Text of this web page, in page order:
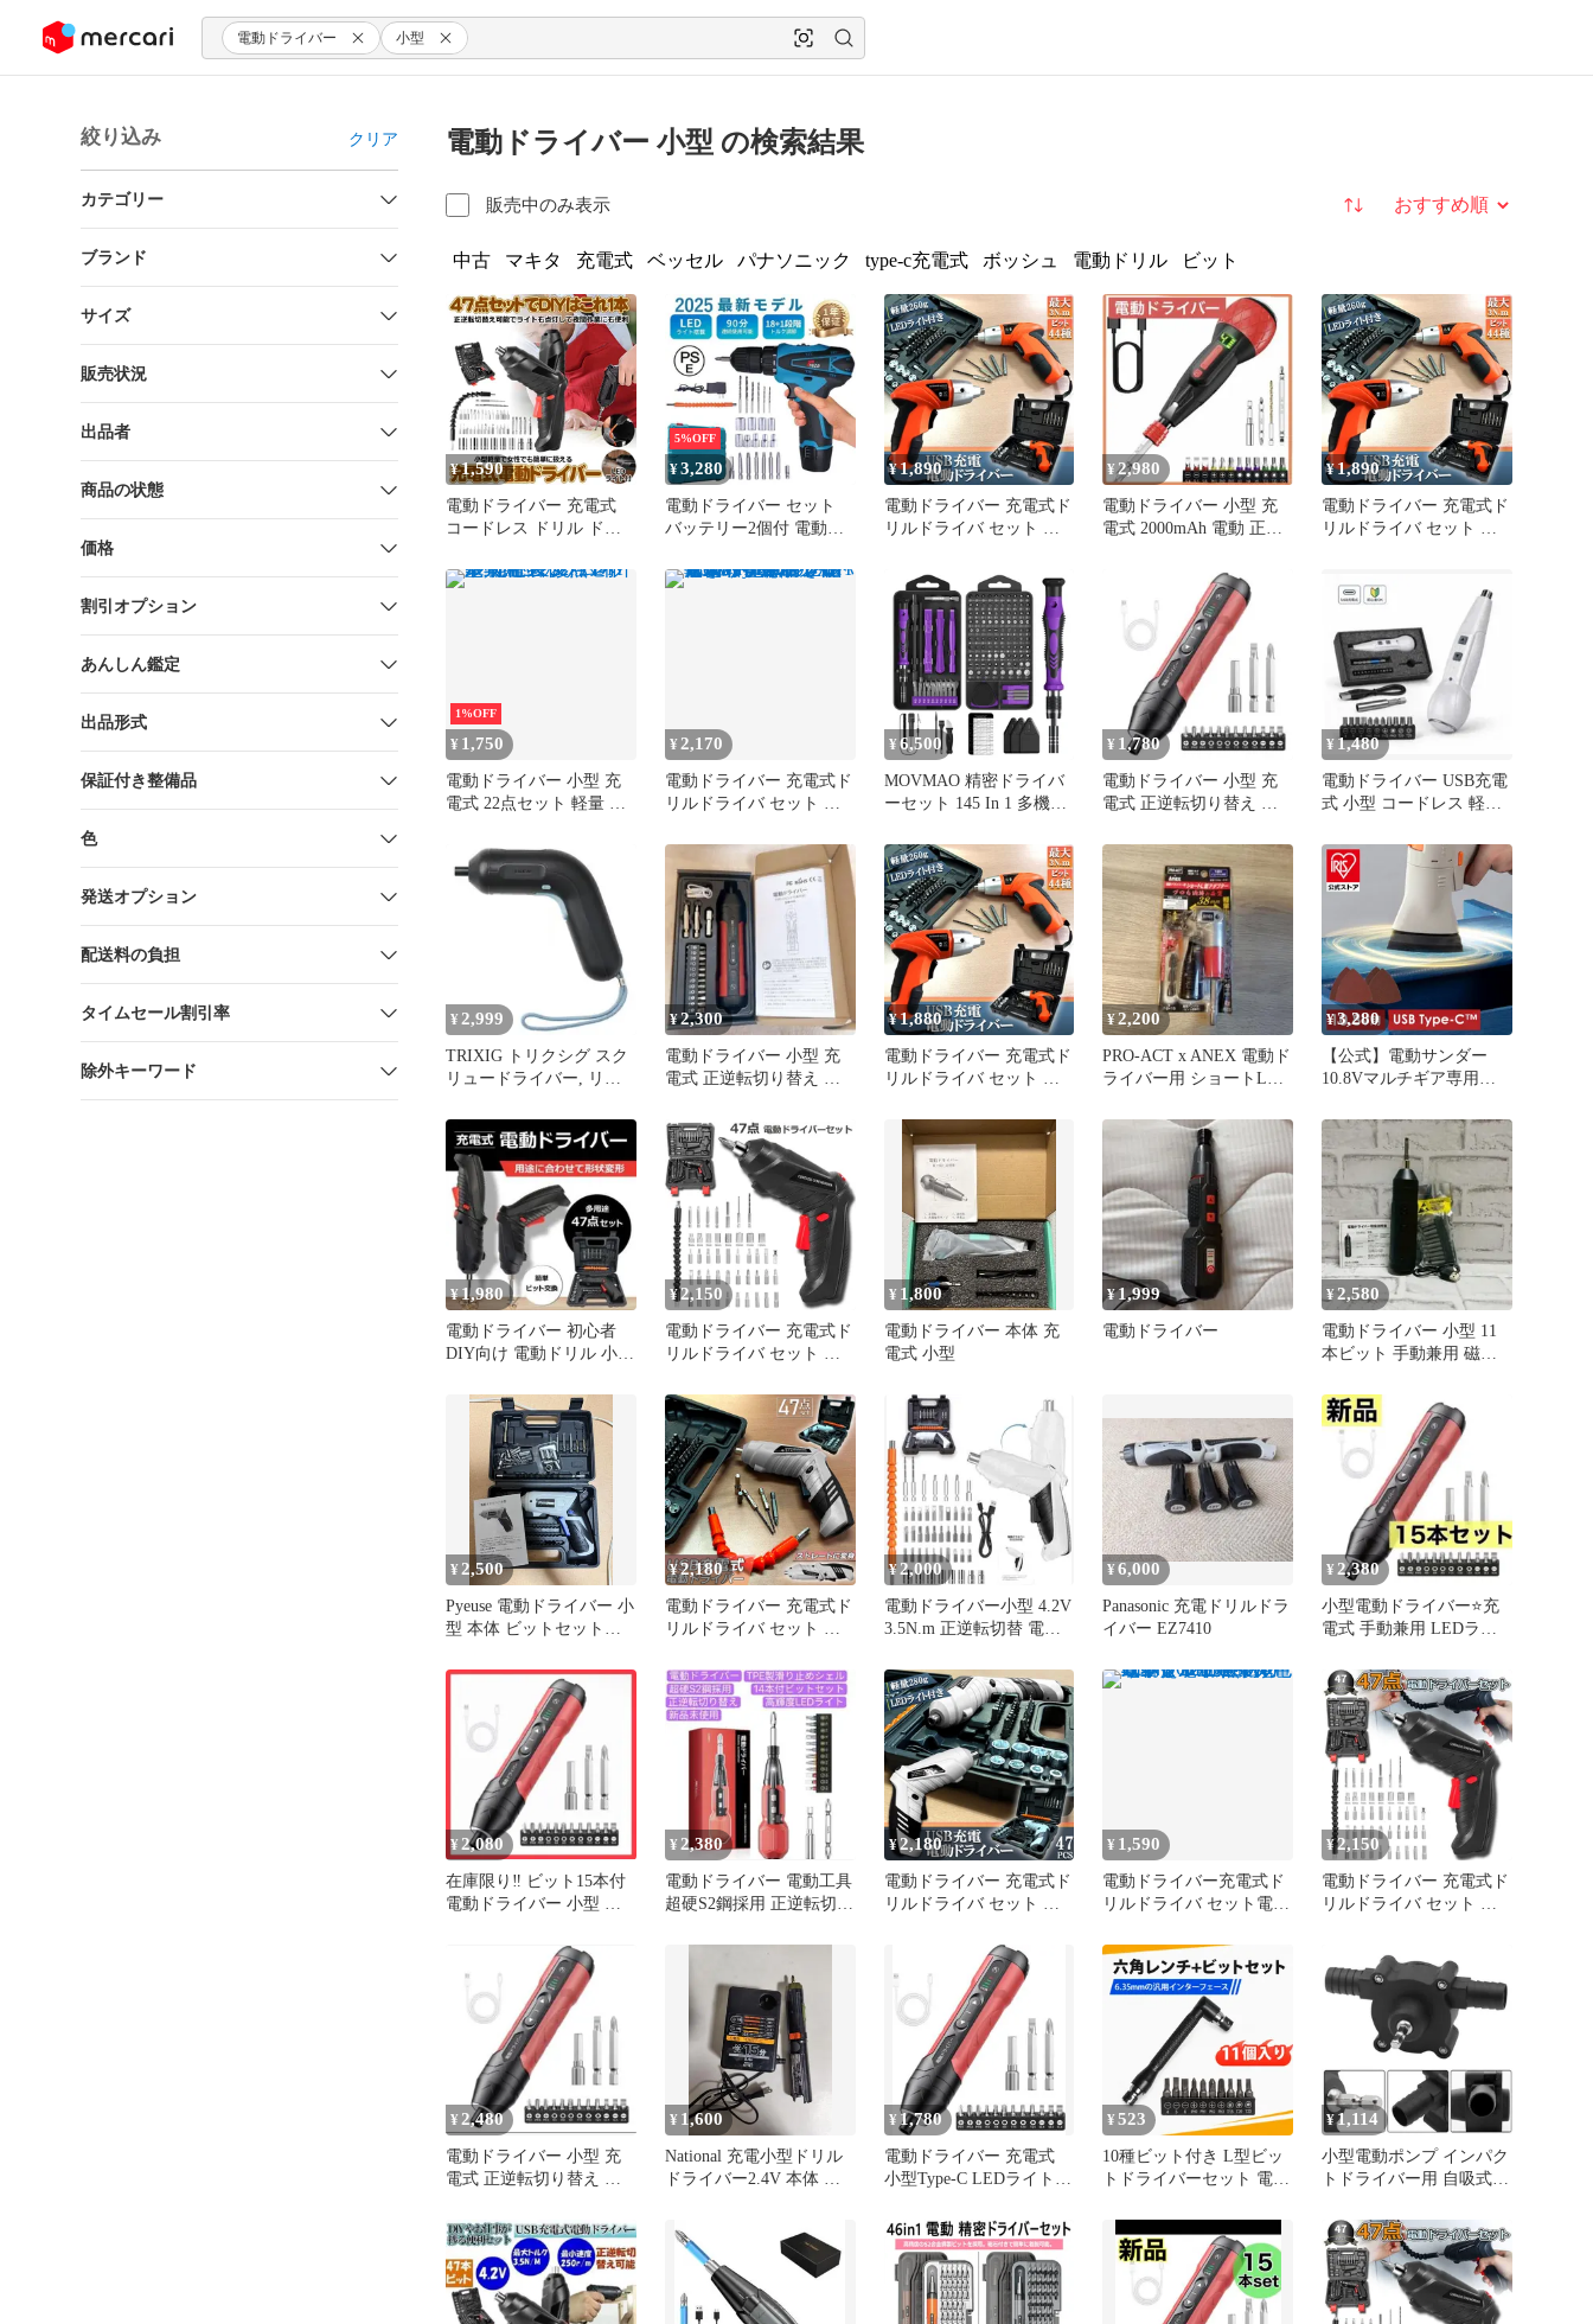
ツにスキップ 電動ドライバー 小型
絞り込み クリア
カテゴリー
ブランド
サイズ
販売状況
出品者
商品の状態
価格
割引オプション
あんしん鑑定
出品形式
保証付き整備品
色
発送オプション
配送料の負担
タイムセール割引率
除外キーワード
電動ドライバー 小型 の検索結果
販売中のみ表示 並び替え
中古 マキタ 充電式 ベッセル パナソニック type-c充電式 ボッシュ 電動ドリル ビット
¥1,590
電動ドライバー 充電式
コードレス ドリル ドラ
ドリル DIY 47本ビット
5%OFF
¥3,280
電動ドライバー セット
バッテリー2個付 電動ド
小型 12V大容量バッテリ
¥1,890
電動ドライバー 充電式ド
リルドライバ セット 電
ット 44種 ビット
1300mAh容量 正逆転切り
替え コードレス 小型 コ
ンパクト LEDライト付き
ケース付き トライバード
リル ドリルドライバー
DIY 大工
¥2,980
電動ドライバー 小型 充
電式 2000mAh 電動 正逆
¥1,890
電動ドライバー 充電式ド
リルドライバ セット 電
1300mAh容量 正逆転切り
替え コードレス 小型 コ
ンパクト LEDライト付き
ケース付き トライバード
リル ドリルドライバー
DIY 大工
1%OFF
¥ 1,750
電動ドライバー 小型 充
電式 22点セット 軽量 変
DIY 家具組立
¥ 2,170
電動ドライバー 充電式ド
リルドライバ セット 電
ット 1300mAh容量 正逆
転切り替え コードレス
小型 コンパクト 2Way
LEDライト付き ケース付
き トライバードリル ド
リルドライバー DIY 大工
¥ 6,500
MOVMAO 精密ドライバ
ーセット 145 In 1 多機能
磁石付き トルクス マイ
ナス 三角 六角 星型 y字
ビット Switch Mac PS5
iPhone スマホ メガネ 修
理 帯電防止リストバンド
付属 パープ f99eeb00
¥ 1,780
電動ドライバー 小型 充
電式 正逆転切り替え 手
テリー
¥ 1,480
電動ドライバー USB充電
式 小型 コードレス 軽量
切
¥ 2,999
TRIXIG トリクシグ スク
リュードライバー, リチ
¥2,300
電動ドライバー 小型 充
電式 正逆転切り替え 手
テリー
¥1,880
電動ドライバー 充電式ド
リルドライバ セット 電
ット 44種 ビット
1300mAh容量 正逆転切り
替え コードレス 小型 コ
ンパクト LEDライト付き
ケース付き トライバード
リル ドリルドライバー
DIY 大工
¥2,200
PRO-ACT x ANEX 電動ド
ライバー用 ショートL型
¥3,280
【公式】電動サンダー
10.8Vマルチギア専用ヘ
ツール 小型 コードレス
研磨 粗削り ヤスリ掛け
DIY 電動工具 初心者 ア
イリスオーヤマ JM10SN
¥1,980
電動ドライバー 初心者
DIY向け 電動ドリル 小型
¥2,150
電動ドライバー 充電式ド
リルドライバ セット 電
ット 1300mAh容量 フレ
キシブルシャフト付き 正
逆転切り替え LEDライト
付き ケース付き
¥ 1,800
電動ドライバー 本体 充
電式 小型
¥1,999
電動ドライバー
¥2,580
電動ドライバー 小型 11
本ビット 手動兼用 磁気
20
¥ 2,500
Pyeuse 電動ドライバー 小
型 本体 ビットセット付
¥2,180
電動ドライバー 充電式ド
リルドライバ セット 電
ット 1300mAh容量 正逆
転切り替え コードレス
小型 コンパクト 2Way
LEDライト付き ケース付
き トライバードリル ド
リルドライバー DIY 大工
¥2,000
電動ドライバー小型 4.2V
3.5N.m 正逆転切替 電動
¥6,000
Panasonic 充電ドリルドラ
イバー EZ7410
¥ 2,380
小型電動ドライバー⭐️充
電式 手動兼用 LEDライ
¥ 2,080
在庫限り‼️ ビット15本付
電動ドライバー 小型 高
¥ 2,380
電動ドライバー 電動工具
超硬S2鋼採用 正逆転切り
¥2,180
電動ドライバー 充電式ド
リルドライバ セット 電
ット 1300mAh容量 正逆
転切り替え コードレス
小型 コンパクト 2Way
LEDライト付き ケース付
き トライバードリル ド
リルドライバー DIY 大工
¥ 1,590
電動ドライバー充電式ド
リルドライバ セット電動
色ランダム 正逆転切り替
え LED照明
DENDODORB
¥2,150
電動ドライバー 充電式ド
リルドライバ セット 電
キシブルシャフト付き 正
逆転切り替え LEDライト
付き ケース付き
¥ 2,480
電動ドライバー 小型 充
電式 正逆転切り替え 手
テリ
¥ 1,600
National 充電小型ドリル
ドライバー2.4V 本体 充
¥ 1,780
電動ドライバー 充電式
小型Type-C LEDライト
¥523
10種ビット付き L型ビッ
トドライバーセット 電動
整備用 小型 軽量 ブラッ
ク
¥1,114
小型電動ポンプ インパク
トドライバー用 自吸式
く)]mer001